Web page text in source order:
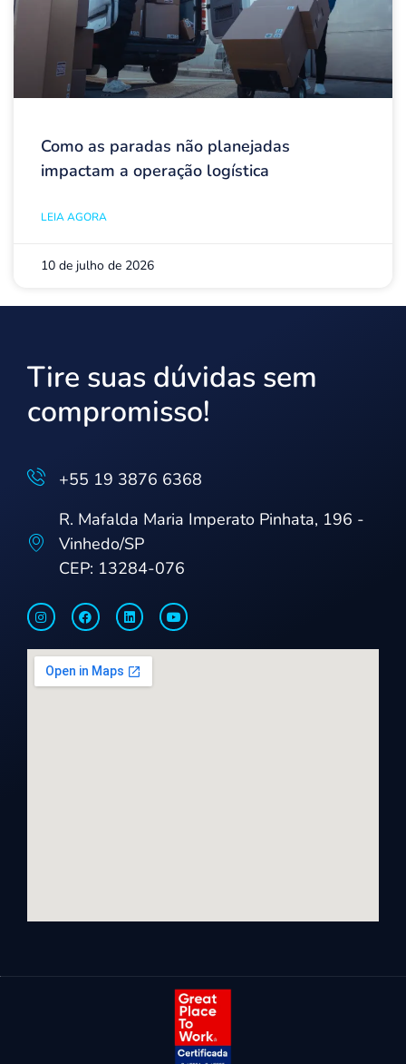
Como as paradas não planejadas
impactam a operação logística
LEIA AGORA
10 de julho de 2026
Tire suas dúvidas sem
compromisso!
+55 19 3876 6368
R. Mafalda Maria Imperato Pinhata, 196 -
Vinhedo/SP
CEP: 13284-076